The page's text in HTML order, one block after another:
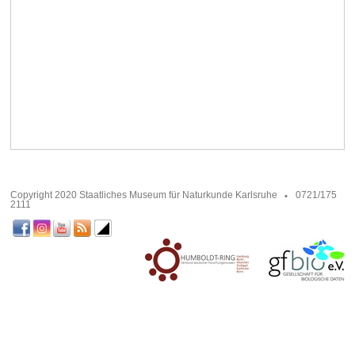
Copyright 2020 Staatliches Museum für Naturkunde Karlsruhe
0721/175
2111